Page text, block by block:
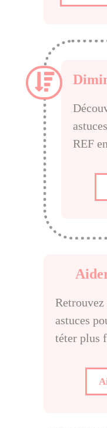
REF
astuces
téter plus